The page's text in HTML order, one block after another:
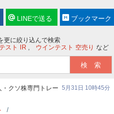
LINEで送る ブックマーク
更に絞り込んで検索
スト IR ウインテスト 空売り など
クソ株専門トレー 5月31日 10時45分